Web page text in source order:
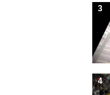
3
4